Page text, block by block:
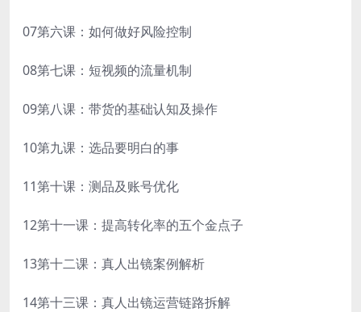
07第六课：如何做好风险控制
08第七课：短视频的流量机制
09第八课：带货的基础认知及操作
10第九课：选品要明白的事
11第十课：测品及账号优化
12第十一课：提高转化率的五个金点子
13第十二课：真人出镜案例解析
14第十三课：真人出镜运营链路拆解